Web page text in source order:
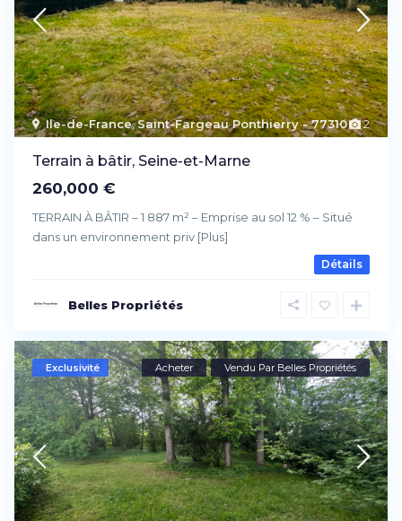
2
Ile-de-France,Saint-Fargeau Ponthierry - 77310
Terrain à bâtir, Seine-et-Marne
260,000 €
TERRAIN À BÂTIR – 1 887 m² – Emprise au sol 12 %​ – Situé
dans un environnement priv [Plus]
Détails
Belles Propriétés
Exclusivité Acheter Vendu Par Belles Propriétés